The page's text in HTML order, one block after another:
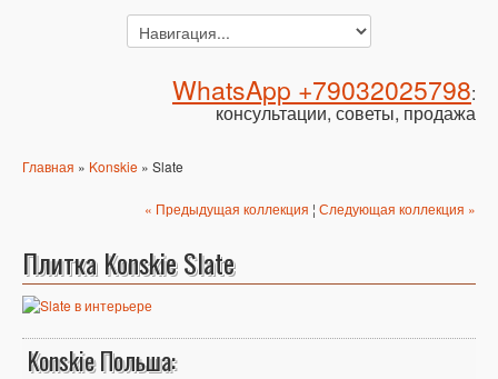
WhatsApp +79032025798:
консультации, советы, продажа
Главная » Konskie » Slate
« Предыдущая коллекция ¦ Следующая коллекция »
Плитка Konskie Slate
Konskie Польша: